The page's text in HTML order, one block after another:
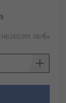
กษณะ
ะ 10
องสว่าง
งได้ เพื่อ
เลือก
ชิ้น